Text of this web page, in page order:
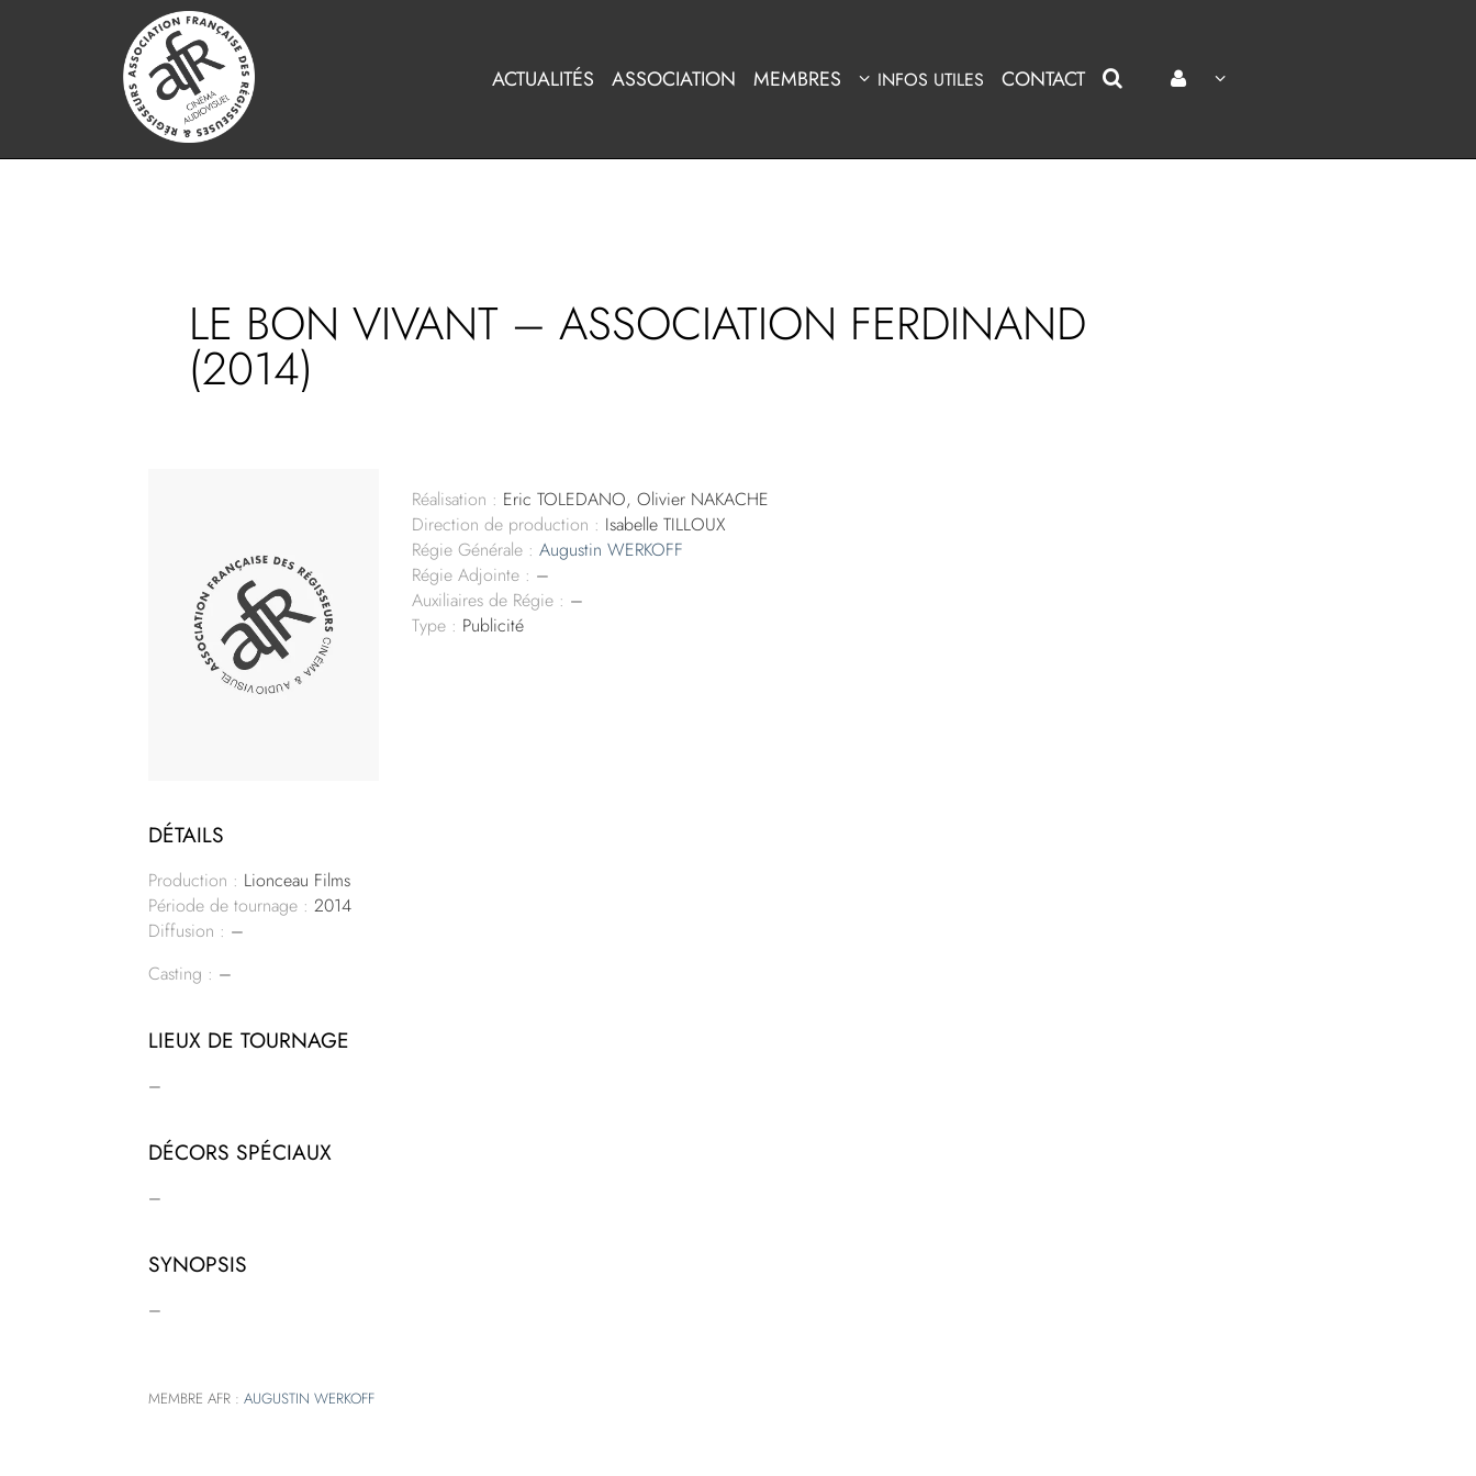
ACTUALITÉS ASSOCIATION MEMBRES INFOS UTILES CONTACT
LE BON VIVANT – ASSOCIATION FERDINAND
(2014)
Réalisation : Eric TOLEDANO, Olivier NAKACHE
Direction de production : Isabelle TILLOUX
Régie Générale : Augustin WERKOFF
Régie Adjointe : –
Auxiliaires de Régie : –
Type : Publicité
DÉTAILS
Production : Lionceau Films
Période de tournage : 2014
Diffusion : –
Casting : –
LIEUX DE TOURNAGE
–
DÉCORS SPÉCIAUX
–
SYNOPSIS
–
MEMBRE AFR : AUGUSTIN WERKOFF